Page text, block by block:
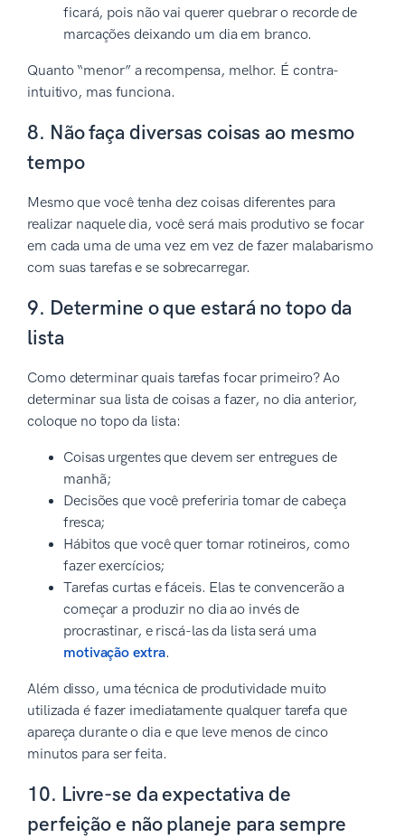
ficará, pois não vai querer quebrar o recorde de
marcações deixando um dia em branco.
Quanto “menor” a recompensa, melhor. É contra-
intuitivo, mas funciona.
8. Não faça diversas coisas ao mesmo
tempo
Mesmo que você tenha dez coisas diferentes para
realizar naquele dia, você será mais produtivo se focar
em cada uma de uma vez em vez de fazer malabarismo
com suas tarefas e se sobrecarregar.
9. Determine o que estará no topo da
lista
Como determinar quais tarefas focar primeiro? Ao
determinar sua lista de coisas a fazer, no dia anterior,
coloque no topo da lista:
Coisas urgentes que devem ser entregues de
manhã;
Decisões que você preferiria tomar de cabeça
fresca;
Hábitos que você quer tornar rotineiros, como
fazer exercícios;
Tarefas curtas e fáceis. Elas te convencerão a
começar a produzir no dia ao invés de
procrastinar, e riscá-las da lista será uma
motivação extra.
Além disso, uma técnica de produtividade muito
utilizada é fazer imediatamente qualquer tarefa que
apareça durante o dia e que leve menos de cinco
minutos para ser feita.
10. Livre-se da expectativa de
perfeição e não planeje para sempre